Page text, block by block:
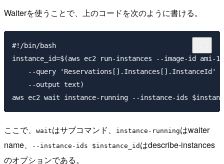
Waiterを使うことで、上のコードを次のように書ける。
#!/bin/bash
instance_id=$(aws ec2 run-instances --image-id ami-
    --query 'Reservations[].Instances[].InstanceId' \
    --output text)
ここで、 waitはサブコマンド、 instance-runningはwaiter
name、
--instance-ids $instance_id はdescribe-instances
のオプションである。